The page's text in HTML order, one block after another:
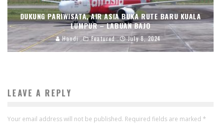
DUKUNG PARIWISATA, AIR ASIA BUKA RUTE BARU KUALA
LUMPUR – LABUAN BAJO
Handi Featured July 8, 2024
LEAVE A REPLY
Your email address will not be published. Required fields are marked *